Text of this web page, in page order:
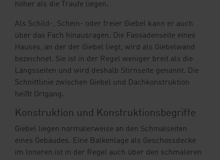
höher als die Traufe liegen.
Als Schild-, Schein- oder freier Giebel kann er auch
über das Fach hinausragen. Die Fassadenseite eines
Hauses, an der der Giebel liegt, wird als Giebelwand
bezeichnet. Sie ist in der Regel weniger breit als die
Längsseiten und wird deshalb Stirnseite genannt. Die
Schnittlinie zwischen Giebel und Dachkonstruktion
heißt Ortgang.
Konstruktion und Konstruktionsbegriffe
Giebel liegen normalerweise an den Schmalseiten
eines Gebäudes. Eine Balkenlage als Geschossdecke
im Inneren ist in der Regel auch über den schmaleren